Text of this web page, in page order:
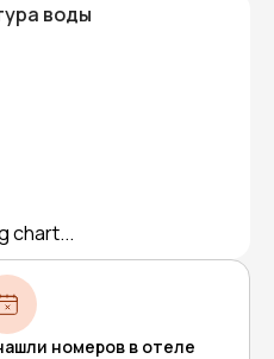
воды
chart...
номеров в отеле